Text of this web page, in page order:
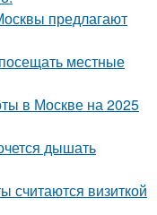
предлагают
местные
в Москве на 2025
дышать
считаются визиткой